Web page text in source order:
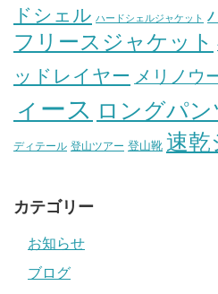
ドシェル ハードシェルジャケット
フリースジャケット
ッドレイヤー メリノウ
ィース ロングパン
ディテール 登山ツアー 登山靴 速乾
カテゴリー
お知らせ
ブログ